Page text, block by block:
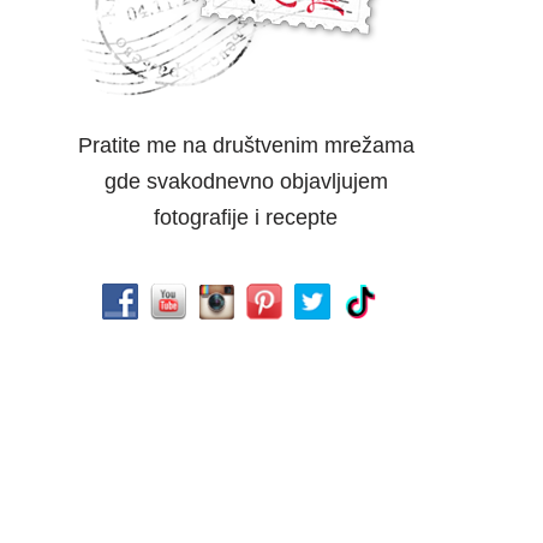
Pratite me na društvenim mrežama
gde svakodnevno objavljujem
fotografije i recepte